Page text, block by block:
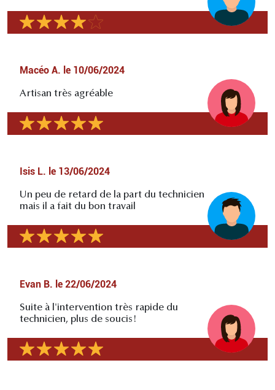
Macéo A. le 10/06/2024
Artisan très agréable
Isis L. le 13/06/2024
Un peu de retard de la part du technicien
mais il a fait du bon travail
Evan B. le 22/06/2024
Suite à l'intervention très rapide du
technicien, plus de soucis!